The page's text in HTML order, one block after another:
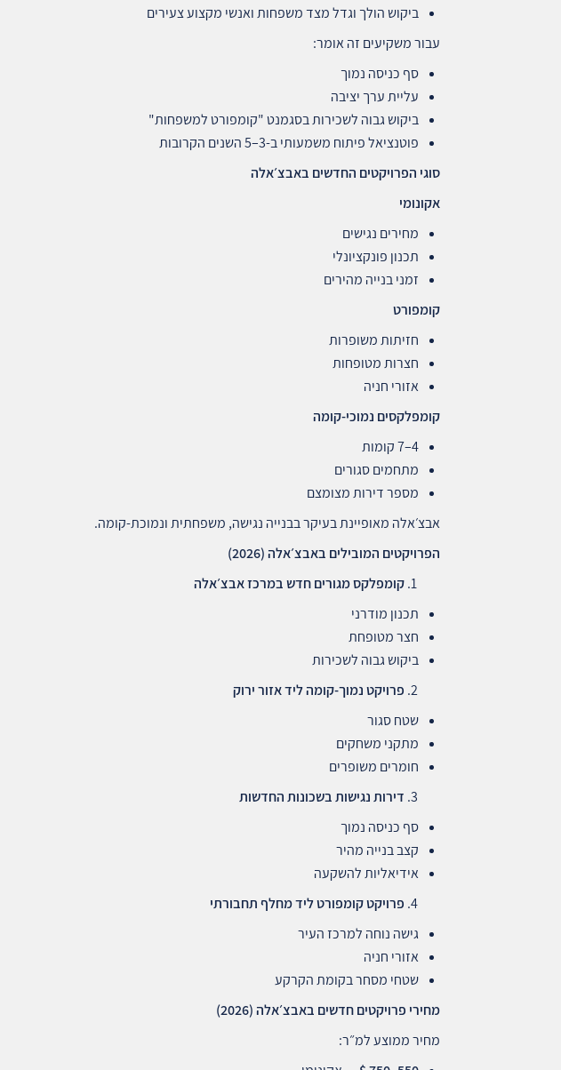
ביקוש הולך וגדל מצד משפחות ואנשי מקצוע צעירים
עבור משקיעים זה אומר:
סף כניסה נמוך
עליית ערך יציבה
ביקוש גבוה לשכירות בסגמנט "קומפורט למשפחות"
פוטנציאל פיתוח משמעותי ב‑3–5 השנים הקרובות
סוגי הפרויקטים החדשים באבצ׳אלה
אקונומי
מחירים נגישים
תכנון פונקציונלי
זמני בנייה מהירים
קומפורט
חזיתות משופרות
חצרות מטופחות
אזורי חניה
קומפלקסים נמוכי‑קומה
4–7 קומות
מתחמים סגורים
מספר דירות מצומצם
אבצ׳אלה מאופיינת בעיקר בבנייה נגישה, משפחתית ונמוכת‑קומה.
הפרויקטים המובילים באבצ׳אלה(2026)
קומפלקס מגורים חדש במרכז אבצ׳אלה
תכנון מודרני
חצר מטופחת
ביקוש גבוה לשכירות
פרויקט נמוך‑קומה ליד אזור ירוק
שטח סגור
מתקני משחקים
חומרים משופרים
דירות נגישות בשכונות החדשות
סף כניסה נמוך
קצב בנייה מהיר
אידיאליות להשקעה
פרויקט קומפורט ליד מחלף תחבורתי
גישה נוחה למרכז העיר
אזורי חניה
שטחי מסחר בקומת הקרקע
מחירי פרויקטים חדשים באבצ׳אלה(2026)
מחיר ממוצע למ״ר: